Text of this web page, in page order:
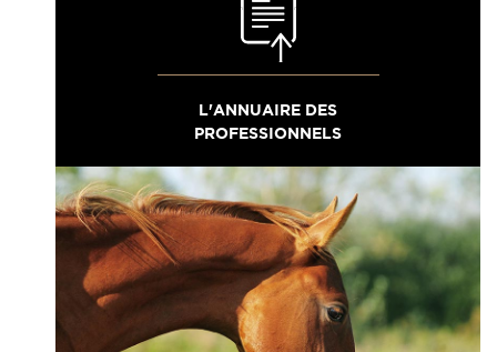
L'ANNUAIRE DES
PROFESSIONNELS